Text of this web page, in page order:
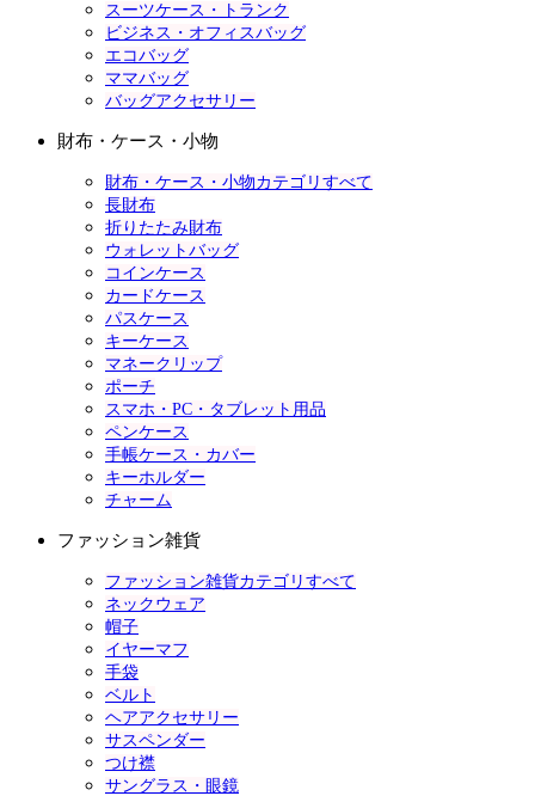
スーツケース・トランク
ビジネス・オフィスバッグ
エコバッグ
ママバッグ
バッグアクセサリー
財布・ケース・小物
財布・ケース・小物カテゴリすべて
長財布
折りたたみ財布
ウォレットバッグ
コインケース
カードケース
パスケース
キーケース
マネークリップ
ポーチ
スマホ・PC・タブレット用品
ペンケース
手帳ケース・カバー
キーホルダー
チャーム
ファッション雑貨
ファッション雑貨カテゴリすべて
ネックウェア
帽子
イヤーマフ
手袋
ベルト
ヘアアクセサリー
サスペンダー
つけ襟
サングラス・眼鏡